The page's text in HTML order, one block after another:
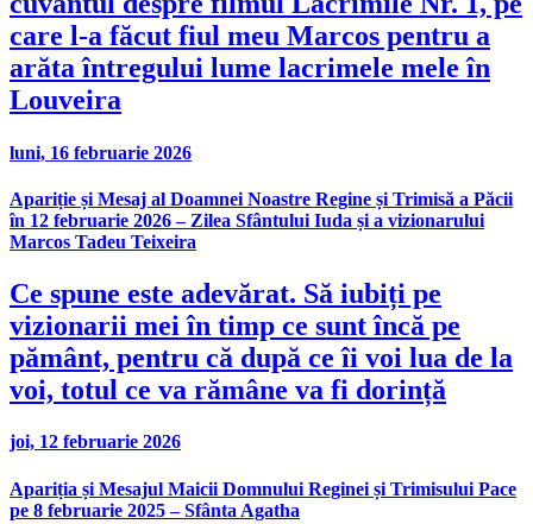
care l-a făcut fiul meu Marcos pentru a
arăta întregului lume lacrimele mele în
Louveira
luni, 16 februarie 2026
Apariție și Mesaj al Doamnei Noastre Regine și Trimisă a Păcii
în 12 februarie 2026 – Zilea Sfântului Iuda și a vizionarului
Marcos Tadeu Teixeira
Ce spune este adevărat. Să iubiți pe
vizionarii mei în timp ce sunt încă pe
pământ, pentru că după ce îi voi lua de la
voi, totul ce va rămâne va fi dorință
joi, 12 februarie 2026
Apariția și Mesajul Maicii Domnului Reginei și Trimisului Pace
pe 8 februarie 2025 – Sfânta Agatha